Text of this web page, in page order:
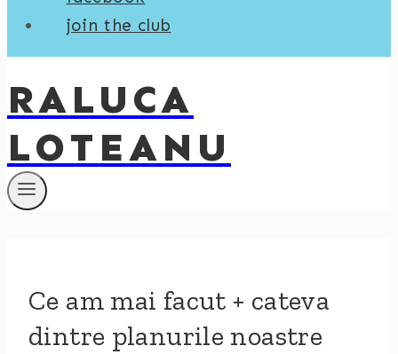
join the club
RALUCA
LOTEANU
Ce am mai facut + cateva
dintre planurile noastre